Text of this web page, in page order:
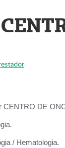
CENTRO DE
/ Hematologia.